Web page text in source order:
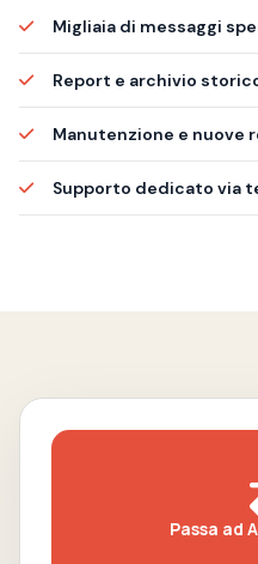
Migliaia di messaggi
Report e archivio
Manutenzione e nuove
Supporto dedicato via
Passa ad